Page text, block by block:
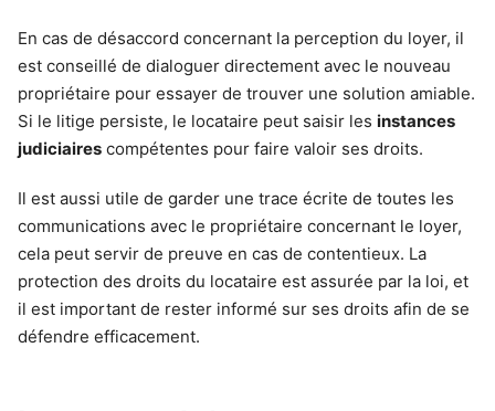
En cas de désaccord concernant la perception du loyer, il
est conseillé de dialoguer directement avec le nouveau
propriétaire pour essayer de trouver une solution amiable.
Si le litige persiste, le locataire peut saisir les instances
judiciaires compétentes pour faire valoir ses droits.
Il est aussi utile de garder une trace écrite de toutes les
communications avec le propriétaire concernant le loyer,
cela peut servir de preuve en cas de contentieux. La
protection des droits du locataire est assurée par la loi, et
il est important de rester informé sur ses droits afin de se
défendre efficacement.